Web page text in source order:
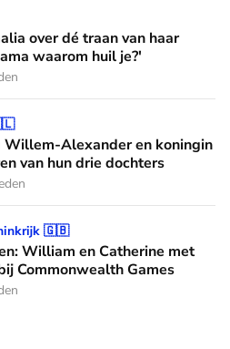
van haar moeder: 'Mama
over dé traan van haar
waarom huil je?'
en koningin Máxima leren
Willem-Alexander en koningin
van hun drie dochters
Catherine met hele gezin bij
🇬🇧
William en Catherine met
Commonwealth Games